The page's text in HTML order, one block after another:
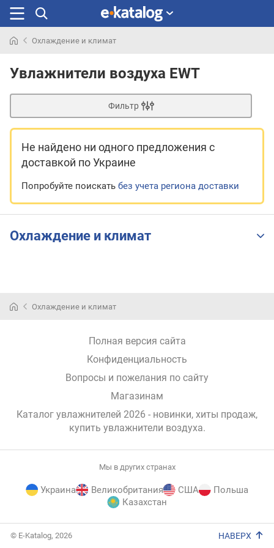
раньше
Охлаждение и климат
Увлажнители воздуха EWT
Фильтр
Не найдено ни одного предложения с
доставкой по Украине
Попробуйте поискать без учета региона доставки
Охлаждение и климат
Охлаждение и климат
Полная версия сайта
Конфиденциальность
Вопросы и пожелания по сайту
Магазинам
Каталог увлажнителей 2026 - новинки, хиты продаж,
купить увлажнители воздуха.
Мы в других странах
Украина Великобритания США
Польша
Казахстан
© E-Katalog, 2026 НАВЕРХ